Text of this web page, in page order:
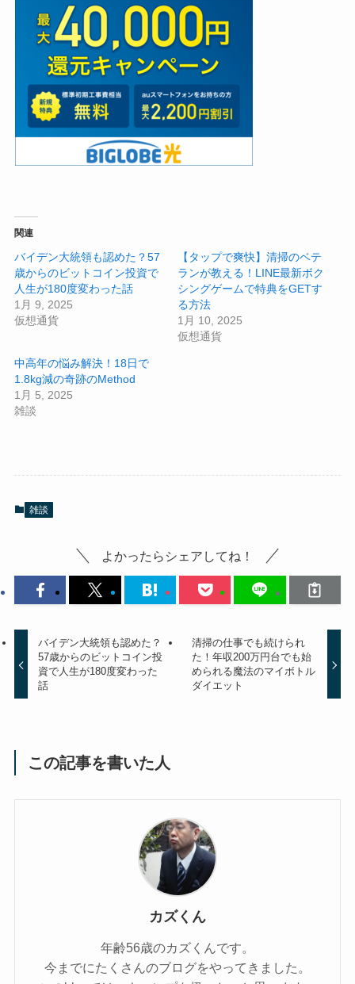
関連
バイデン大統領も認めた？57
歳からのビットコイン投資で
人生が180度変わった話
1月 9, 2025
仮想通貨
【タップで爽快】清掃のベテ
ランが教える！LINE最新ボク
シングゲームで特典をGETす
る方法
1月 10, 2025
仮想通貨
中高年の悩み解決！18日で
1.8kg減の奇跡のMethod
1月 5, 2025
雑談
雑談
よかったらシェアしてね！
バイデン大統領も認めた？
57歳からのビットコイン投
資で人生が180度変わった
話
清掃の仕事でも続けられ
た！年収200万円台でも始
められる魔法のマイボトル
ダイエット
この記事を書いた人
カズくん
年齢56歳のカズくんです。
今までにたくさんのブログをやってきました。